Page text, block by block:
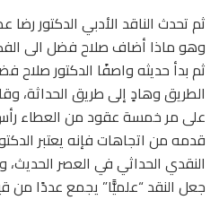
ثم تحدث الناقد الأدبي الدكتور
وهو ماذا أضاف صلاح فضل الى
ثم بدأ حديثه واصفًا الدكتور صلاح
الطريق وهادٍ إلى طريق الحداثة،
على مر خمسة عقود من العطاء رأس
قدمه من اتجاهات فإنه يعتبر
النقدي الحداثي في العصر
جعل النقد “علميًّا” يجمع عددًا